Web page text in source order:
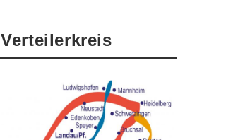
Verteilerkreis